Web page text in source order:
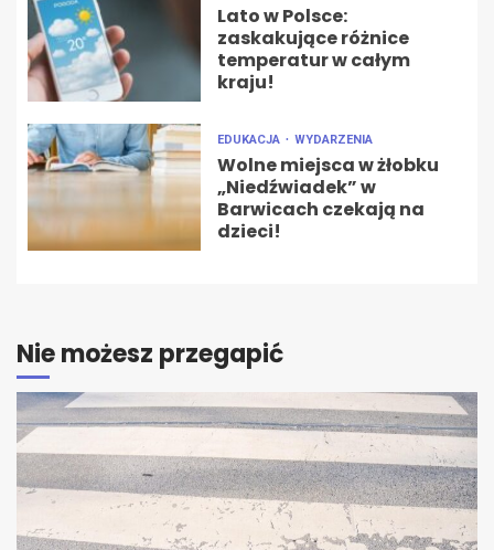
Lato w Polsce:
zaskakujące różnice
temperatur w całym
kraju!
EDUKACJA WYDARZENIA
Wolne miejsca w żłobku
„Niedźwiadek” w
Barwicach czekają na
dzieci!
Nie możesz przegapić